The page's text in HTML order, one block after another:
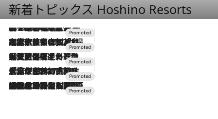
新着トピックス Hoshino Resorts
2026.8.7
【トンボの足水浴】ヒノキの香りに包まれて涼感マックス！約13℃の湧水かけ流しを避暑地「星野温泉 トンボの湯」で体験
2026.7.31
【ホテル帰省】という選択肢をOMOが提案。家族とほどよい距離を保つには「昼は実家、夜は気兼ねなくホテルで！」
2026.7.24
【夏限定ディナーコース】旬を迎える稚鮎や花ズッキーニなどをイタリア・トスカーナの郷土料理の手法で満喫！
2026.7.17
「土佐和ハーブかき氷」がOMO7高知に登場！生姜、山椒、大葉など目にも舌にも涼を呼ぶ郷土の味
2026.7.10
NEW OPEN！【界 草津】名湯の地に誕生。趣の異なる2種の温泉と上州ならではの会席・蕎麦割烹など美食を味わう究極の癒やし旅